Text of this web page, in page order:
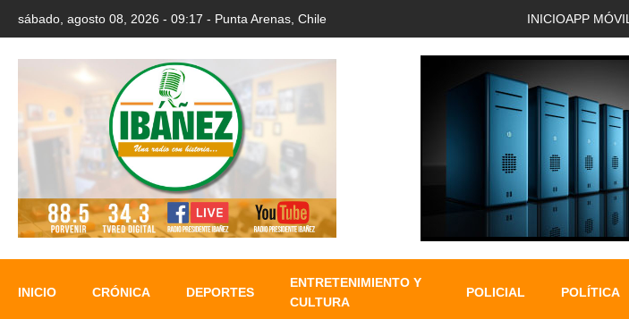
sábado, agosto 08, 2026 - 09:17 - Punta Arenas, Chile INICIOAPP MÓVIL
INICIO CRÓNICA DEPORTES
ENTRETENIMIENTO Y
CULTURA
POLICIAL POLÍTICA